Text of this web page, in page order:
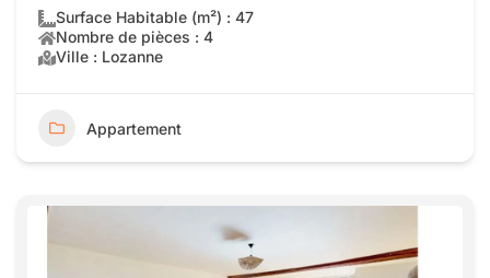
Surface Habitable (m²) : 47
Nombre de pièces : 4
Ville : Lozanne
Appartement